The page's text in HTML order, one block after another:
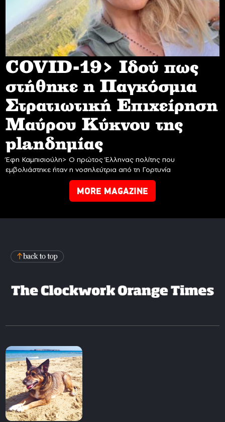
COVID-19> Iδού πως
στήθηκε η Παγκόσμια
Στρατιωτική Επιχείρηση
Mαύρου Κύκνου της
planδημίας
Έφη Καμπισιούλη> Ο πρώτος Έλληνας πολίτης που
εμβολιάστηκε ήταν η νοσηλεύτρια από τη Γορτυνία
MORE MAGAZINE